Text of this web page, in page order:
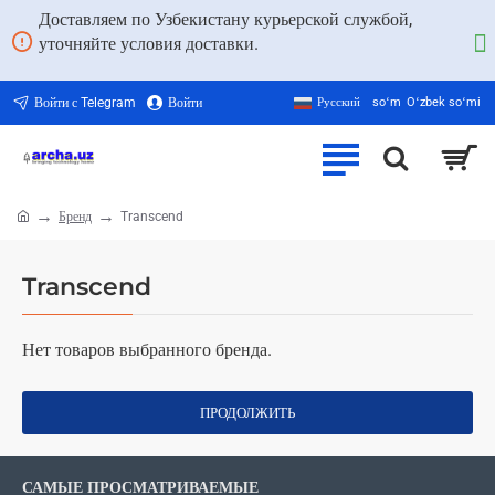
Доставляем по Узбекистану курьерской службой,
уточняйте условия доставки.
Войти с Telegram Войти Русский soʻm Oʻzbek soʻmi
Transcend
Бренд Transcend
Нет товаров выбранного бренда.
ПРОДОЛЖИТЬ
САМЫЕ ПРОСМАТРИВАЕМЫЕ